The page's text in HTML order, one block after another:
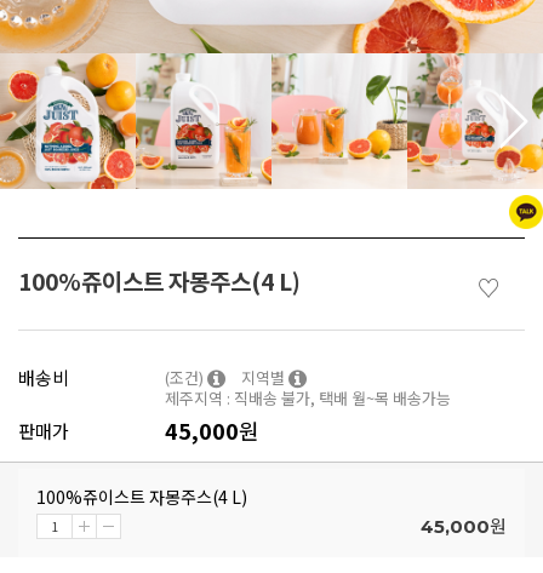
100%쥬이스트 자몽주스(4 L) ♡
배송비 (조건)
지역별
제주지역 : 직배송 불가, 택배 월~목 배송가능
판매가 45,000원
100%쥬이스트 자몽주스(4 L)
45,000원